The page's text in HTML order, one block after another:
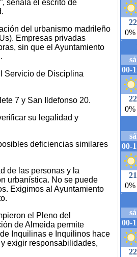
señala el escrito de
del urbanismo madrileño
Empresas privadas
sin que el Ayuntamiento
Servicio de Disciplina
7 y San Ildefonso 20.
su legalidad y
deficiencias similares
de las personas y la
urbanística. No se puede
Exigimos al Ayuntamiento
el Pleno del
de Almeida permite
Inquilinas e Inquilinos hace
exigir responsabilidades,